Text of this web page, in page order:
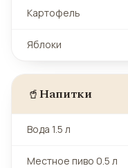
Картофель
Яблоки
🥤Напитки
Вода 1.5 л
Местное пиво 0.5 л